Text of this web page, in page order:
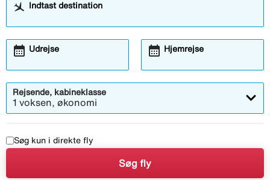
Indtast destination
Udrejse
Åbner
calendar_month Hjemrejse
Åbner
calendar_month
Rejsende, kabineklasse
1 voksen, økonomi
Søg kun i direkte fly
Søg fly